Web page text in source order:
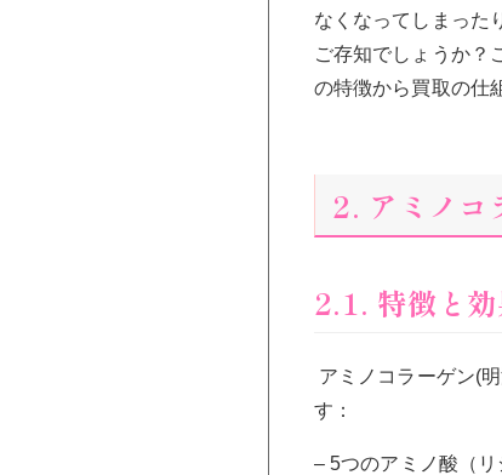
なくなってしまった
ご存知でしょうか？
の特徴から買取の仕
2. アミノコ
2.1. 特徴と
アミノコラーゲン(
す：
– 5つのアミノ酸（